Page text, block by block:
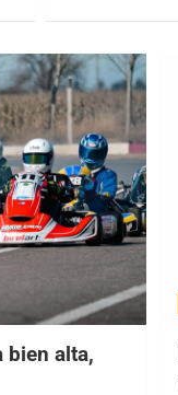
bien alta,